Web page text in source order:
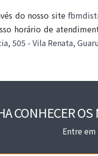
do nosso site
horário de
505 - Vila Renata,
CONHECER OS
Entre